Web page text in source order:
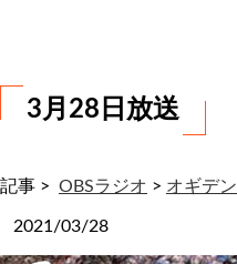
3月28日放送
記事 > OBSラジオ > オギデン
2021/03/28